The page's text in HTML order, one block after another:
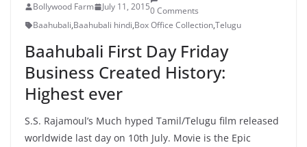
Bollywood Farm July 11, 20150 Comments
Baahubali,Baahubali hindi,Box Office Collection,Telugu
Baahubali First Day Friday
Business Created History:
Highest ever
S.S. Rajamoul’s Much hyped Tamil/Telugu film released
worldwide last day on 10th July. Movie is the Epic